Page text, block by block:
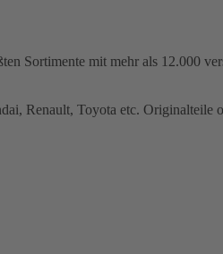
Sortimente mit mehr als 12.000
Renault, Toyota etc. Originalteile